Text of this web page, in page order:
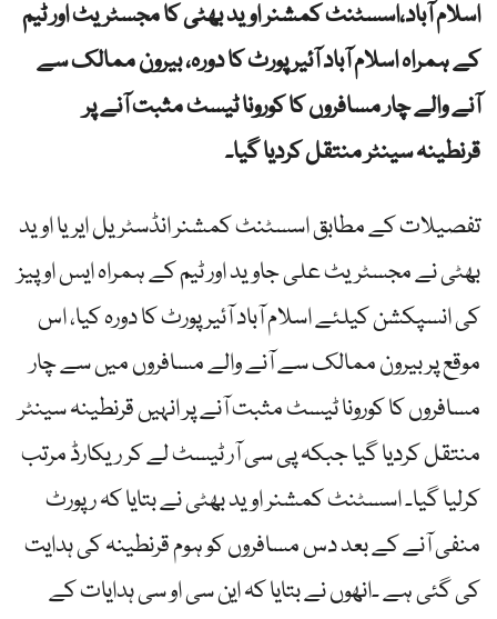
اسلام آباد،اسسٹنٹ کمشنر اوید بھٹی کا مجسٹریٹ اور ٹیم
کے ہمراہ اسلام آباد آئیرپورٹ کا دورہ، بیرون ممالک سے
آنے والے چار مسافروں کا کورونا ٹیسٹ مثبت آنے پر
قرنطینہ سینٹر منتقل کردیا گیا۔
تفصیلات کے مطابق اسسٹنٹ کمشنر انڈسٹریل ایریا اوید
بھٹی نے مجسٹریٹ علی جاوید اور ٹیم کے ہمراہ ایس او پیز
کی انسپکشن کیلئے اسلام آباد آئیر پورٹ کا دورہ کیا، اس
موقع پر بیرون ممالک سے آنے والے مسافروں میں سے چار
مسافروں کا کورونا ٹیسٹ مثبت آنے پر انہیں قرنطینہ سینٹر
منتقل کردیا گیا جبکہ پی سی آر ٹیسٹ لے کر ریکارڈ مرتب
کرلیا گیا۔ اسسٹنٹ کمشنر اوید بھٹی نے بتایا کہ رپورٹ
منفی آنے کے بعد دس مسافروں کو ہوم قرنطینہ کی ہدایت
کی گئی ہے ۔انھوں نے بتایا کہ این سی او سی ہدایات کے